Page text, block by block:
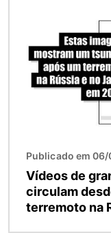
Publicado em
Vídeos de
circulam
terremoto na